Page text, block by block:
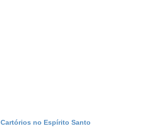
Cartórios no Espírito Santo